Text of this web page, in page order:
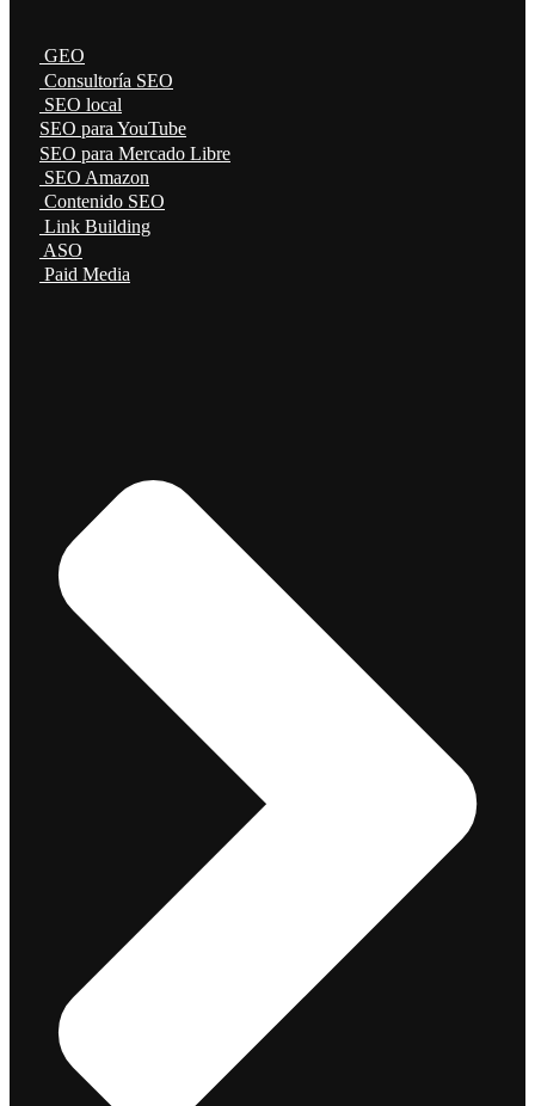
GEO
Consultoría SEO
SEO local
SEO para YouTube
SEO para Mercado Libre
SEO Amazon
Contenido SEO
Link Building
ASO
Paid Media